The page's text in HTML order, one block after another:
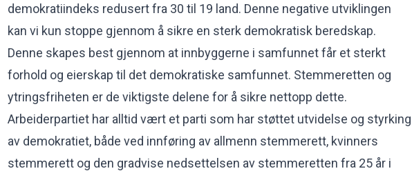
demokratiindeks redusert fra 30 til 19 land. Denne negative utviklingen
kan vi kun stoppe gjennom å sikre en sterk demokratisk beredskap.
Denne skapes best gjennom at innbyggerne i samfunnet får et sterkt
forhold og eierskap til det demokratiske samfunnet. Stemmeretten og
ytringsfriheten er de viktigste delene for å sikre nettopp dette.
Arbeiderpartiet har alltid vært et parti som har støttet utvidelse og styrking
av demokratiet, både ved innføring av allmenn stemmerett, kvinners
stemmerett og den gradvise nedsettelsen av stemmeretten fra 25 år i